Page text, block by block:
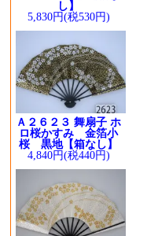
し】
5,830円(税530円)
Ａ２６２３ 舞扇子 ホ
ロ桜かすみ 金箔小
桜 黒地【箱なし】
4,840円(税440円)